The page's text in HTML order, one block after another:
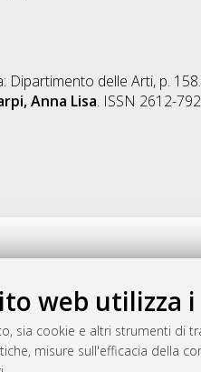
web utilizza
sia cookie e altri strumenti di
misure sull'efficacia della
Dipartimento delle Arti, p.
Anna Lisa. ISSN 2612-